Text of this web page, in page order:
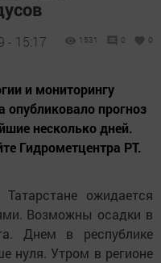
- 15:17 1531 0 0
и мониторингу
прогноз
несколько дней.
Гидрометцентра РТ.
ожидается
Возможны осадки в
Днем в республике
нуля. Утром в регионе